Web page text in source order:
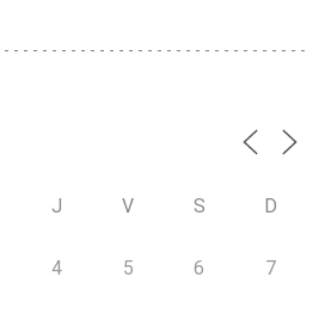
J V S D
4 5 6 7